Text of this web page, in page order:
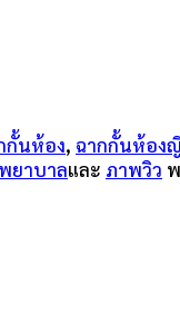
กั้นห้อง, ฉากกั้นห้อง
ยาบาลและ ภาพวิว